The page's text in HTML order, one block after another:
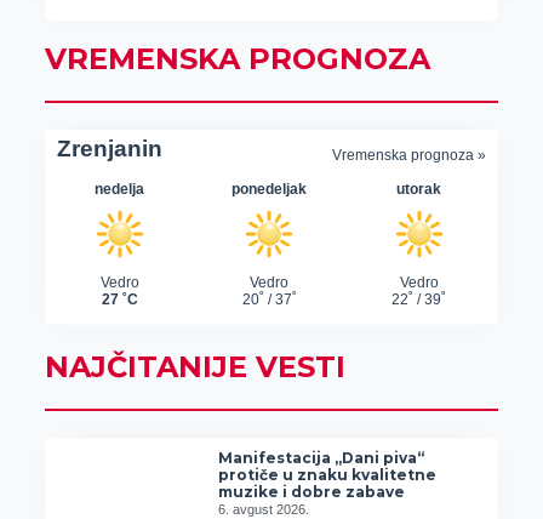
VREMENSKA PROGNOZA
NAJČITANIJE VESTI
Manifestacija „Dani piva“
protiče u znaku kvalitetne
muzike i dobre zabave
6. avgust 2026.